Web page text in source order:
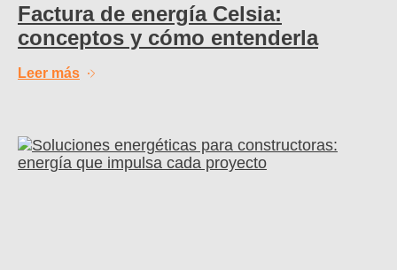
Factura de energía Celsia:
conceptos y cómo entenderla
Leer más